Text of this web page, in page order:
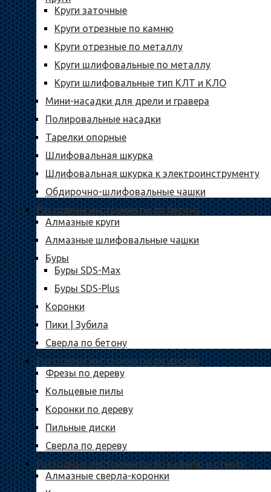
Круги заточные
Круги отрезные по камню
Круги отрезные по металлу
Круги шлифовальные по металлу
Круги шлифовальные тип КЛТ и КЛО
Мини-насадки для дрели и гравера
Полировальные насадки
Тарелки опорные
Шлифовальная шкурка
Шлифовальная шкурка к электроинструменту
Обдирочно-шлифовальные чашки
Расходные инструменты по бетону
Алмазные круги
Алмазные шлифовальные чашки
Буры
Буры SDS-Max
Буры SDS-Plus
Коронки
Пики | Зубила
Сверла по бетону
Расходные инструменты по дереву
Фрезы по дереву
Кольцевые пилы
Коронки по дереву
Пильные диски
Сверла по дереву
Расходные инструменты по кафелю и стеклу
Алмазные сверла-коронки